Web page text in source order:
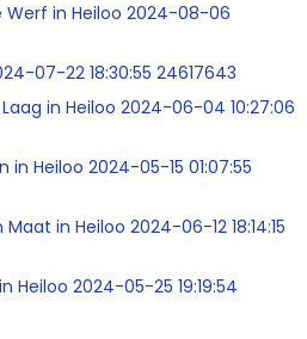
in Heiloo 2024-08-06
07-22 18:30:55 24617643
in Heiloo 2024-06-04 10:27:06
Heiloo 2024-05-15 01:07:55
in Heiloo 2024-06-12 18:14:15
Heiloo 2024-05-25 19:19:54